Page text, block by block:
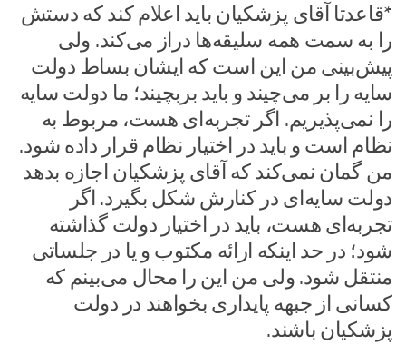
*قاعدتا آقای پزشکیان باید اعلام کند که دستش
را به سمت همه سلیقه‌ها دراز می‌کند. ولی
پیش‌بینی من این است که ایشان بساط دولت
سایه را بر می‌چیند و باید بربچیند؛ ما دولت سایه
را نمی‌پذیریم. اگر تجربه‌ای هست، مربوط به
نظام است و باید در اختیار نظام قرار داده شود.
من گمان نمی‌کند که آقای پزشکیان اجازه بدهد
دولت سایه‌ای در کنارش شکل بگیرد. اگر
تجربه‌ای هست، باید در اختیار دولت گذاشته
شود؛ در حد اینکه ارائه مکتوب و یا در جلساتی
منتقل شود. ولی من این را محال می‌بینم که
کسانی از جبهه پایداری بخواهند در دولت
پزشکیان باشند.